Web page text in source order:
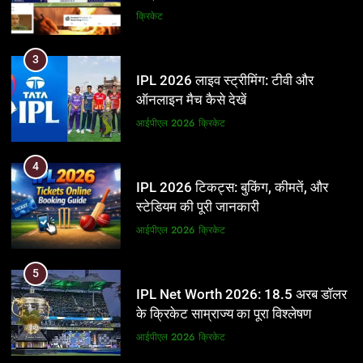
और BCCI पर लगाए गंभीर आरोप
क्रिकेट
3
IPL 2026 लाइव स्ट्रीमिंग: टीवी और
ऑनलाइन मैच कैसे देखें
आईपीएल 2026 क्रिकेट
4
IPL 2026 टिकट्स: बुकिंग, कीमतें, और
स्टेडियम की पूरी जानकारी
आईपीएल 2026 क्रिकेट
5
IPL Net Worth 2026: 18.5 अरब डॉलर
के क्रिकेट साम्राज्य का पूरा विश्लेषण
आईपीएल 2026 क्रिकेट